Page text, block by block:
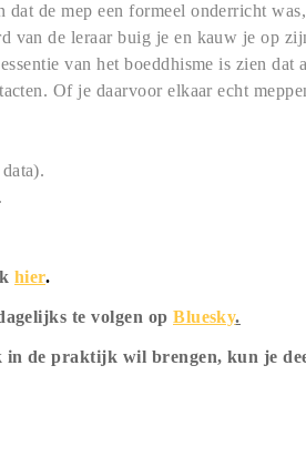
dat de mep een formeel onderricht
van de leraar buig je en kauw je op
van het boeddhisme is zien
Of je daarvoor elkaar echt
hier.
te volgen op Bluesky.
in de praktijk wil brengen, kun je